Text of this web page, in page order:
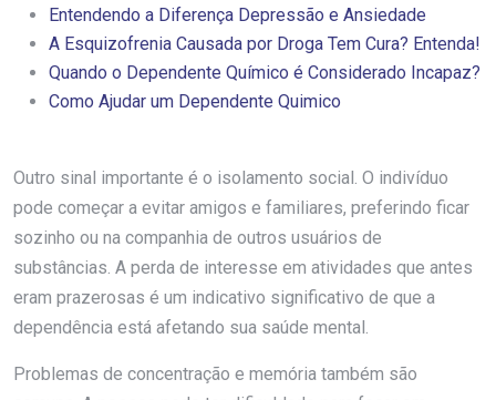
Entendendo a Diferença Depressão e Ansiedade
A Esquizofrenia Causada por Droga Tem Cura? Entenda!
Quando o Dependente Químico é Considerado Incapaz?
Como Ajudar um Dependente Quimico
Outro sinal importante é o isolamento social. O indivíduo
pode começar a evitar amigos e familiares, preferindo ficar
sozinho ou na companhia de outros usuários de
substâncias. A perda de interesse em atividades que antes
eram prazerosas é um indicativo significativo de que a
dependência está afetando sua saúde mental.
Problemas de concentração e memória também são